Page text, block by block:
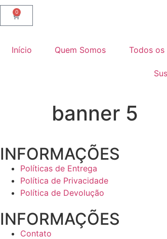
0
Início Quem Somos Todos os
banner 5
INFORMAÇÕES
Políticas de Entrega
Política de Privacidade
Política de Devolução
INFORMAÇÕES
Contato